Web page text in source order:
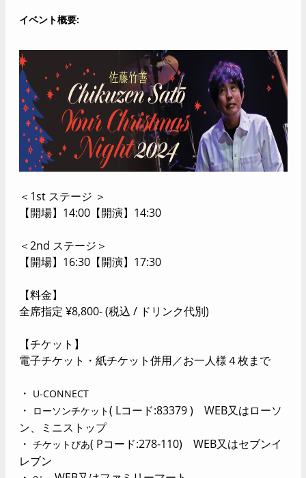
イベント概要
＜1st ステージ ＞
【開場】14:00【開演】14:30
＜2nd ステージ＞
【開場】16:30【開演】17:30
【料金】
全席指定 ¥8,800- (税込 / ドリンク代別)
【チケット】
電子チケット・紙チケット併用／お一人様４枚まで
・ U-CONNECT
・ ローソンチケット( Lコード:83379 ) WEB又はローソ
ン、ミニストップ
・ チケットぴあ( Pコード:278-110) WEB又はセブンイ
レブン